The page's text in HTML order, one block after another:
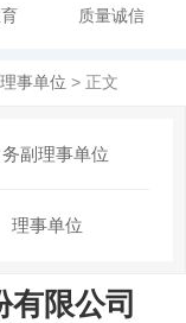
质量诚信
事单位 > 正文
副理事单位
理事单位
限公司